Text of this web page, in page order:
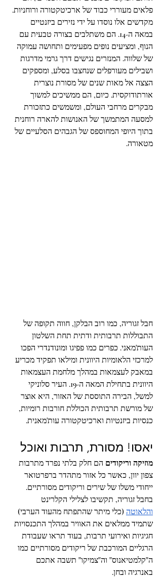
פלאים מעוררי כבוד של ארכיטקטורה ורוחניות.
מקדשים אלו נוסדו על ידי נזירים ביזנטיים
במאה ה-14. הם משתלבים בצורה טבעית עם
הנוף, ומציעים נופים מפעימים ותחושה עמוקה
של שלווה. המנזרים נגישים דרך גרמי מדרגות
ושבילים מעורפלים שנחצבו בסלע, ומספקים
הצצה אל מאות שנים של מסורת נוצרית
אורתודוקסית. כיום, הם ממשיכים למשוך
מבקרים מרחבי העולם, ומשמשים כתזכורת
למסעה המתמשך של האנושות להארה רוחנית
בתוך היופי המחוספס של הגבהים הסלעיים של
מטאורה.
חבל זגוריה, כמו רוב הבלקן, חווה תקופה של
התבוללות תרבותית ודתית תחת השלטון
העות'מאני. כפרים כמו פפיגו ומונודנדרי הפכו
למרכזי הלאומיות היוונית ומילאו תפקיד מכריע
במאבק לעצמאות במהלך מלחמת העצמאות
היוונית בתחילת המאה ה-19. העיר סלוניקי
למשל, הבירה התוססת של האזור, היא אוצר
של מורשת תרבותית הכוללת חורבות רומיות,
כנסיות ביזנטיות וארכיטקטורה עות'מאנית.
יאסו! מסורת, תרבות ואוכל
מוזיקה וריקודים הם חלק בלתי נפרד מתרבות
צפון יוון, כאשר כל אזור מתהדר ברפרטואר
ייחודי משלו של שירים וריקודים מסורתיים.
בחבל זגוריה, תקשיבו לצלילי הקלרינט
והלאוטה (כלי מיתר שהתפתח מהעוד הערבי)
שתמיד ממלאים את האוויר במהלך התכנסויות
חגיגיות ואירועי תרבות, בעוד תראו שעבודת
הרגליים המורכבת של ריקודים מסורתיים כמו
ה"קלמטיאנוס" וה"צמיקו" תשבה אתכם
באנרגיה ובחן.